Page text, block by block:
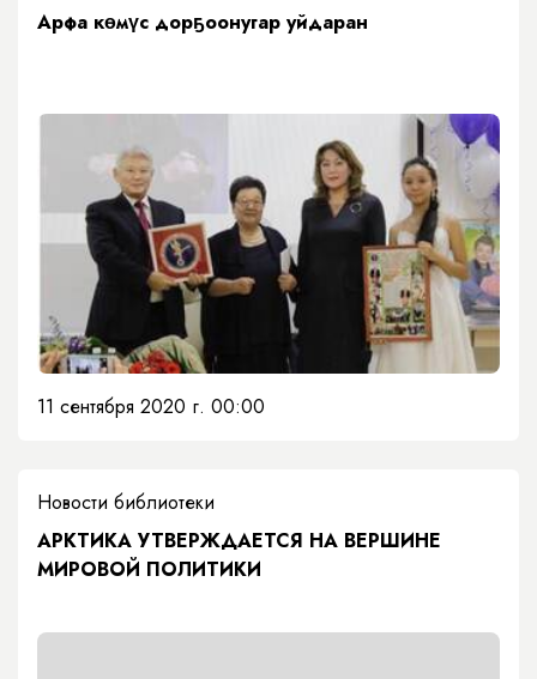
Арфа көмүс дорҕоонугар уйдаран
11 сентября 2020 г. 00:00
Новости библиотеки
АРКТИКА УТВЕРЖДАЕТСЯ НА ВЕРШИНЕ
МИРОВОЙ ПОЛИТИКИ